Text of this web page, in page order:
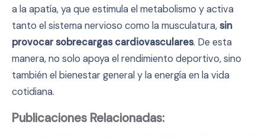
a la apatía, ya que estimula el metabolismo y activa
tanto el sistema nervioso como la musculatura,sin
provocar sobrecargas cardiovasculares. De esta
manera, no solo apoya el rendimiento deportivo, sino
también el bienestar general y la energía en la vida
cotidiana.
Publicaciones Relacionadas: